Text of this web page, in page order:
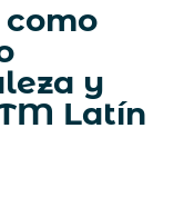
como
y
Latín